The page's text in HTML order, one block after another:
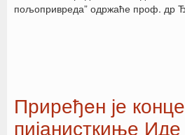
пољопривреда” одржаће проф. др
Приређeн је
пијанисткиње